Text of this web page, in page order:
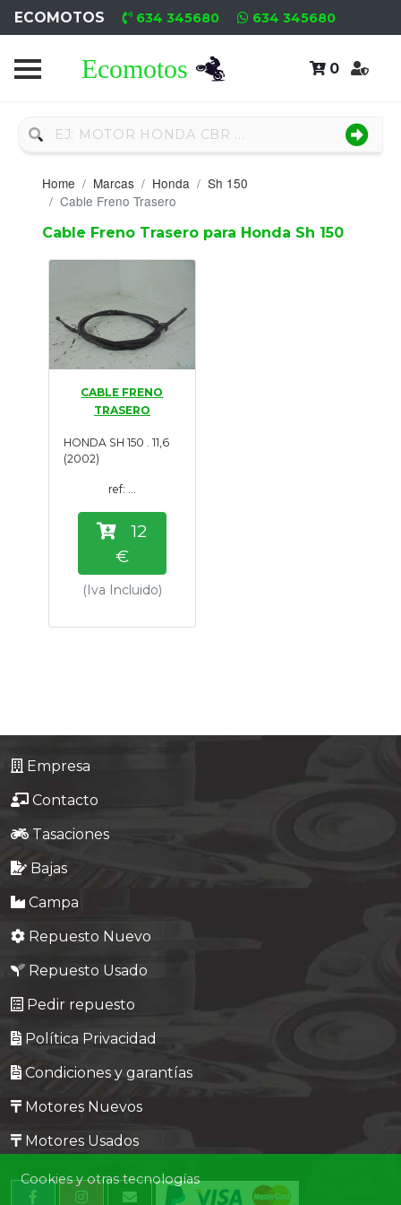
ECOMOTOS 634 345680 634 345680
0
Home
Nuevo
Neumáticos
Campa
Nuevos
Motores
Usados
Formulario
Empresa
Contacto
Home Marcas Honda
Sh 150
Cable Freno Trasero
Cable Freno Trasero para Honda Sh 150
CABLE FRENO
TRASERO
HONDA SH 150 . 11,6
(2002)
ref: ...
12
€
(Iva Incluido)
Empresa
Contacto
Tasaciones
Bajas
Campa
Repuesto Nuevo
Repuesto Usado
Pedir repuesto
Política Privacidad
Condiciones y garantías
Motores Nuevos
Motores Usados
Cookies y otras tecnologías